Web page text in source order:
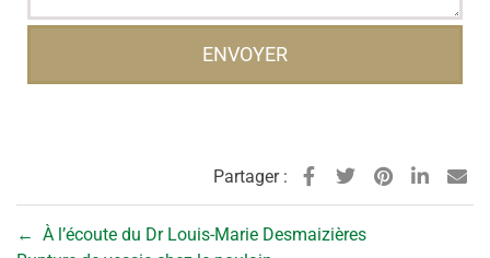
Partager :
← À l’écoute du Dr Louis-Marie Desmaizières